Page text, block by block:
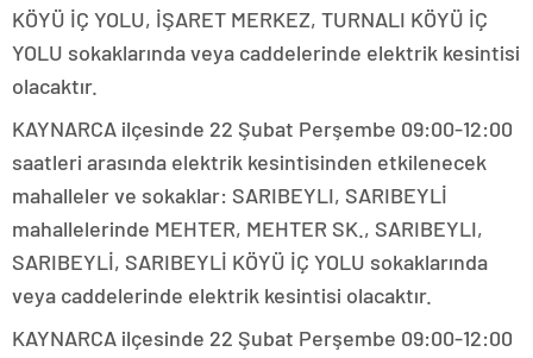
KÖYÜ İÇ YOLU, İŞARET MERKEZ, TURNALI KÖYÜ İÇ
YOLU sokaklarında veya caddelerinde elektrik kesintisi
olacaktır.
KAYNARCA ilçesinde 22 Şubat Perşembe 09:00-12:00
saatleri arasında elektrik kesintisinden etkilenecek
mahalleler ve sokaklar: SARIBEYLI, SARIBEYLİ
mahallelerinde MEHTER, MEHTER SK., SARIBEYLI,
SARIBEYLİ, SARIBEYLİ KÖYÜ İÇ YOLU sokaklarında
veya caddelerinde elektrik kesintisi olacaktır.
KAYNARCA ilçesinde 22 Şubat Perşembe 09:00-12:00